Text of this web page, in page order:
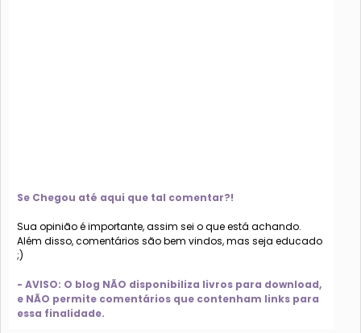
Se Chegou até aqui que tal comentar?!
Sua opinião é importante, assim sei o que está achando.
Além disso, comentários são bem vindos, mas seja educado
;)
- AVISO: O blog NÃO disponibiliza livros para download,
e NÃO permite comentários que contenham links para
essa finalidade.